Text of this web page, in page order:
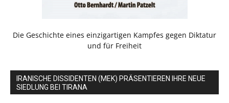
Die Geschichte eines einzigartigen Kampfes gegen Diktatur
und für Freiheit
IRANISCHE DISSIDENTEN (MEK) PRÄSENTIEREN IHRE NEUE
SIEDLUNG BEI TIRANA